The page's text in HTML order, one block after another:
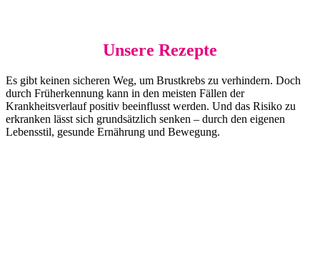
Unsere Rezepte
Es gibt keinen sicheren Weg, um Brustkrebs zu verhindern. Doch
durch Früherkennung kann in den meisten Fällen der
Krankheitsverlauf positiv beeinflusst werden. Und das Risiko zu
erkranken lässt sich grundsätzlich senken – durch den eigenen
Lebensstil, gesunde Ernährung und Bewegung.